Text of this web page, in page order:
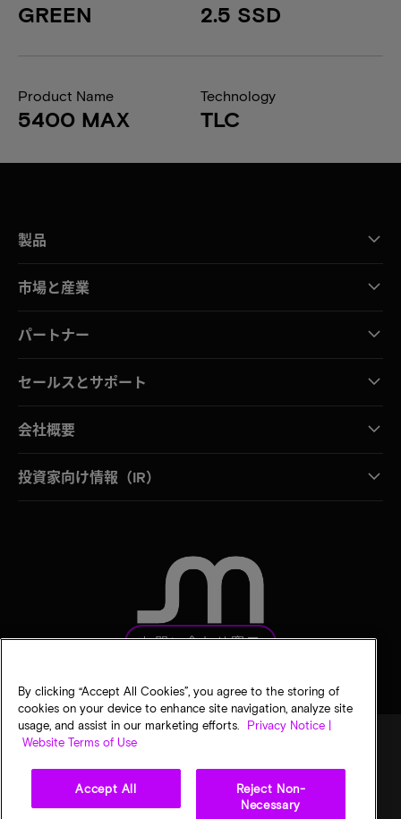
GREEN 2.5 SSD
Product Name
5400 MAX
Technology
TLC
製品
市場と産業
パートナー
セールスとサポート
会社概要
投資家向け情報（IR）
お問い合わせ窓口
マイクロンのプライバシー通知 販売条件
By clicking “Accept All Cookies”, you agree to the storing of
cookies on your device to enhance site navigation, analyze site
usage, and assist in our marketing efforts.
Privacy Notice |
Website Terms of Use
Accept All
Reject Non-
Necessary